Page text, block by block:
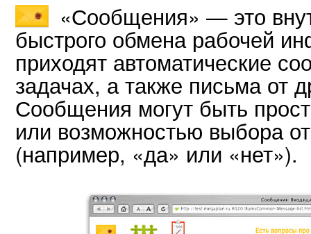
«Сообщения» — это
быстрого обмена рабочей
приходят автоматические
задачах, а также письма от
Сообщения могут быть
или возможностью выбора
(например, «да» или «нет»).